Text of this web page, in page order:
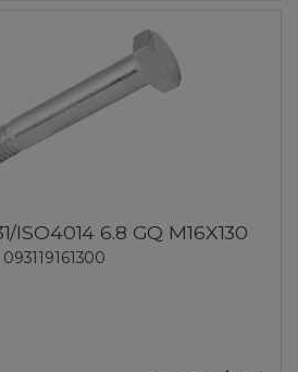
ISO4014 6.8 GQ M16X130
093119161300